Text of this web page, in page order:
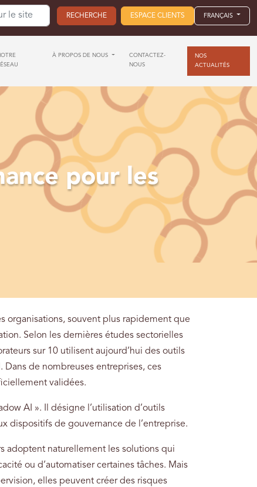
ESPACE CLIENTS FRANÇAIS
À PROPOS DE NOUS
CONTACTEZ-
NOUS
NOS
ACTUALITÉS
pour les
organisations, souvent plus rapidement que
Selon les dernières études sectorielles
sur 10 utilisent aujourd’hui des outils
de nombreuses entreprises, ces
validées.
AI ». Il désigne l’utilisation d’outils
dispositifs de gouvernance de l’entreprise.
adoptent naturellement les solutions qui
ou d’automatiser certaines tâches. Mais
elles peuvent créer des risques